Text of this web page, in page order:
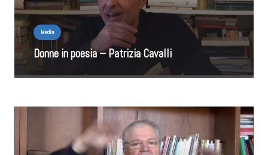
Media
Donne in poesia – Patrizia Cavalli